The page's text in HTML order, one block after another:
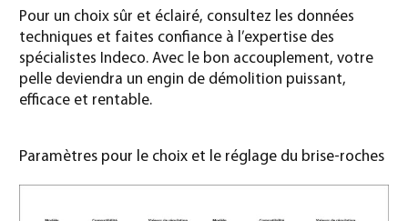
Pour un choix sûr et éclairé, consultez les données
techniques et faites confiance à l’expertise des
spécialistes Indeco. Avec le bon accouplement, votre
pelle deviendra un engin de démolition puissant,
efficace et rentable.
Paramètres pour le choix et le réglage du brise-roches